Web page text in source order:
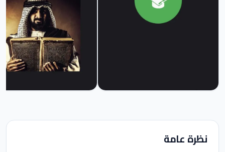
نظرة عامة